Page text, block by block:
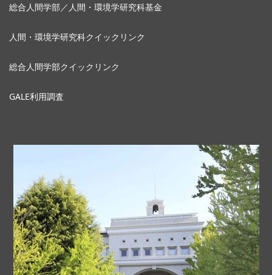
総合人間学部／人間・環境学研究科基金
人間・環境学研究科クイックリンク
総合人間学部クイックリンク
GALE利用調査